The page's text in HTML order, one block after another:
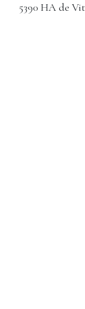
5390 HA de